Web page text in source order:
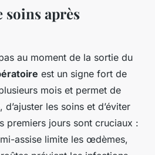
soins après
au moment de la sortie du
est un signe fort de
mois et permet de
les soins et d’éviter
premiers jours sont cruciaux :
assise limite les œdèmes,